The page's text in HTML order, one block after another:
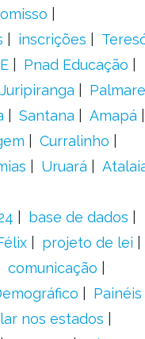
inscrições
Pnad Educação
Juripiranga
Santana
Amapá
Curralinho
Uruará
base de dados
projeto de lei
comunicação
Painéis
nos estados